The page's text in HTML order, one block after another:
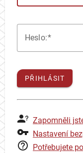
Heslo:
PŘIHLÁSIT
Zapomněli
Nastavení
Potřebujete